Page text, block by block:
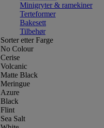
Minigryter & ramekiner
Terteformer
Bakesett
Tilbehør
Sorter etter Farge
No Colour
Cerise
Volcanic
Matte Black
Meringue
Azure
Black
Flint
Sea Salt